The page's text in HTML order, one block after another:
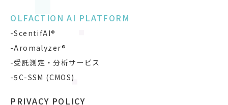
OLFACTION AI PLATFORM
-ScentifAI®
-Aromalyzer®
-受託測定・分析サービス
-5C-SSM (CMOS)
PRIVACY POLICY